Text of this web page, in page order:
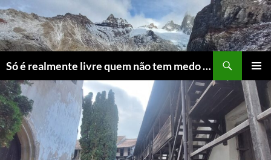
Skip
to
content
Só é realmente livre quem não tem medo do ridículo
MENU